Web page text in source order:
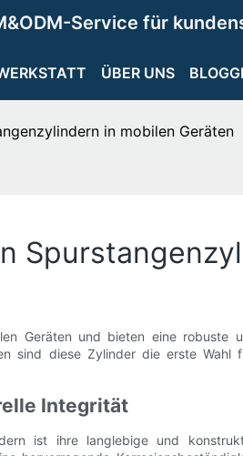
Service für
ÜBER UNS
in mobilen Geräten
Geräten und bieten eine
sind diese Zylinder die erste
Integrität
ist ihre langlebige und